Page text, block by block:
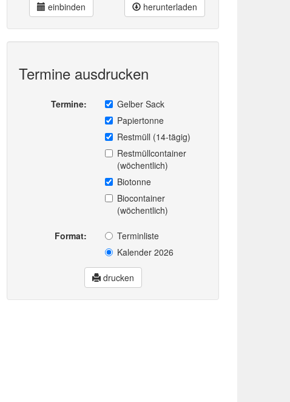
einbinden herunterladen
Termine ausdrucken
Termine:
Gelber Sack
Papiertonne
Restmüll (14-tägig)
Restmüllcontainer
(wöchentlich)
Biotonne
Biocontainer
(wöchentlich)
Format:
Terminliste
Kalender 2026
drucken